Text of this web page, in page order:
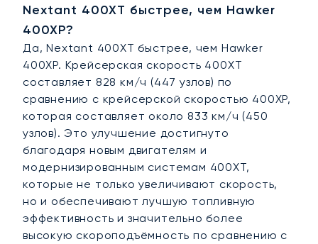
Nextant 400XT быстрее, чем Hawker
400XP?
Да, Nextant 400XT быстрее, чем Hawker
400XP. Крейсерская скорость 400XT
составляет 828 км/ч (447 узлов) по
сравнению с крейсерской скоростью 400XP,
которая составляет около 833 км/ч (450
узлов). Это улучшение достигнуто
благодаря новым двигателям и
модернизированным системам 400XT,
которые не только увеличивают скорость,
но и обеспечивают лучшую топливную
эффективность и значительно более
высокую скороподъёмность по сравнению с